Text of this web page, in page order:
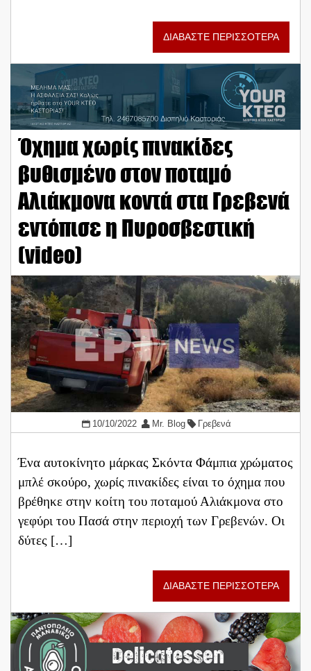
ΔΙΑΒΑΣΤΕ ΠΕΡΙΣΣΟΤΕΡΑ
Όχημα χωρίς πινακίδες
βυθισμένο στον ποταμό
Αλιάκμονα κοντά στα Γρεβενά
εντόπισε η Πυροσβεστική
(video)
10/10/2022 Mr. Blog Γρεβενά
Ένα αυτοκίνητο μάρκας Σκόντα Φάμπια χρώματος
μπλέ σκούρο, χωρίς πινακίδες είναι το όχημα που
βρέθηκε στην κοίτη του ποταμού Αλιάκμονα στο
γεφύρι του Πασά στην περιοχή των Γρεβενών. Οι
δύτες […]
ΔΙΑΒΑΣΤΕ ΠΕΡΙΣΣΟΤΕΡΑ